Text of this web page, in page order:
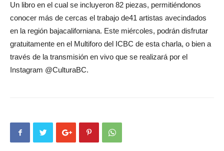
Un libro en el cual se incluyeron 82 piezas, permitiéndonos
conocer más de cercas el trabajo de41 artistas avecindados
en la región bajacaliforniana. Este miércoles, podrán disfrutar
gratuitamente en el Multiforo del ICBC de esta charla, o bien a
través de la transmisión en vivo que se realizará por el
Instagram @CulturaBC.